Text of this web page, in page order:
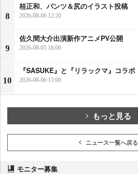
8
桂正和、パンツ＆尻のイラスト投稿
2026-08-06 12:20
9
佐久間大介出演新作アニメPV公開
2026-08-05 18:00
10
『SASUKE』と『リラックマ』コラボ
2026-08-06 13:00
もっと見る
ニュース一覧へ戻る
モニター募集